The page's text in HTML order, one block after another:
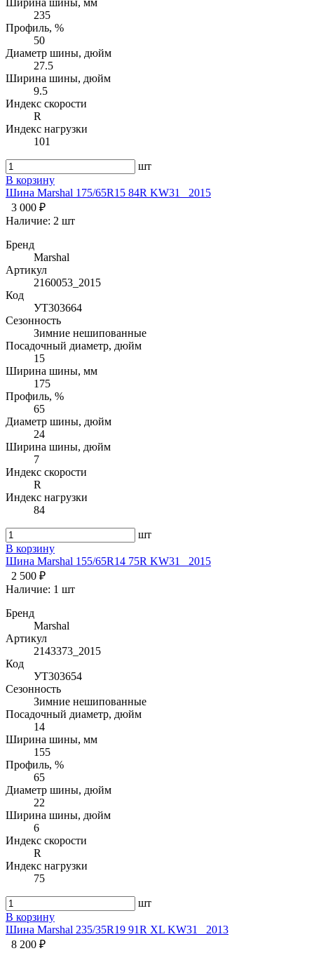
235
Профиль, %
50
Диаметр шины, дюйм
27.5
Ширина шины, дюйм
9.5
Индекс скорости
R
Индекс нагрузки
101
шт
В корзину
Шина Marshal 175/65R15 84R KW31 _2015
3 000 ₽
Наличие: 2 шт
Бренд
Marshal
Артикул
2160053_2015
Код
УТ303664
Сезонность
Зимние нешипованные
Посадочный диаметр, дюйм
15
Ширина шины, мм
175
Профиль, %
65
Диаметр шины, дюйм
24
Ширина шины, дюйм
7
Индекс скорости
R
Индекс нагрузки
84
шт
В корзину
Шина Marshal 155/65R14 75R KW31 _2015
2 500 ₽
Наличие: 1 шт
Бренд
Marshal
Артикул
2143373_2015
Код
УТ303654
Сезонность
Зимние нешипованные
Посадочный диаметр, дюйм
14
Ширина шины, мм
155
Профиль, %
65
Диаметр шины, дюйм
22
Ширина шины, дюйм
6
Индекс скорости
R
Индекс нагрузки
75
шт
В корзину
Шина Marshal 235/35R19 91R XL KW31 _2013
8 200 ₽